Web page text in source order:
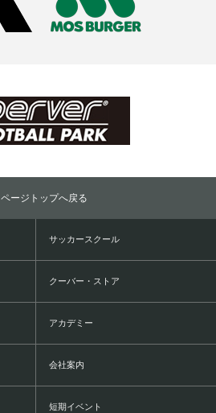
ページトップへ戻る
サッカースクール
クーバー・ストア
アカデミー
会社案内
短期イベント